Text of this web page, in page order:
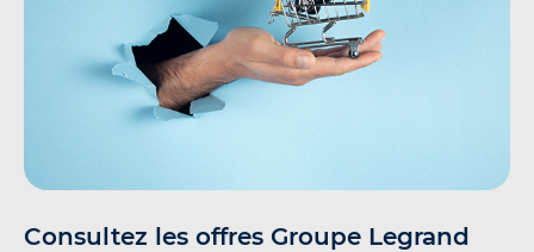
Consultez les offres Groupe Legrand